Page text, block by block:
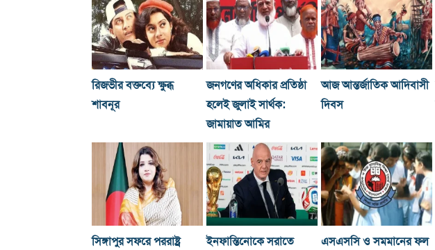
রিজভীর বক্তব্যে ক্ষুব্ধ
শাবনূর
জনগণের অধিকার প্রতিষ্ঠা
হলেই জুলাই সার্থক:
জামায়াত আমির
আজ আন্তর্জাতিক আদিবাসী
দিবস
সিঙ্গাপুর সফরে পররাষ্ট্র
ইনফান্তিনোকে সরাতে
এসএসসি ও সমমানের ফল